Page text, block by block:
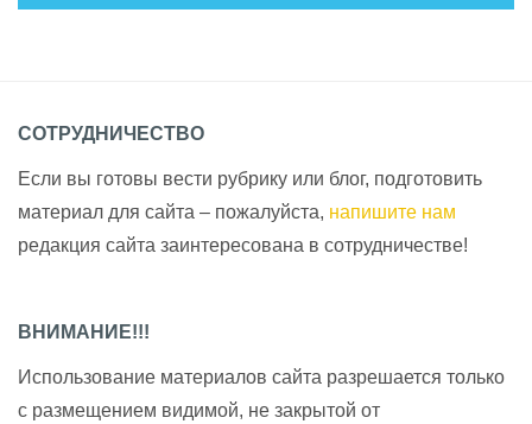
СОТРУДНИЧЕСТВО
Если вы готовы вести рубрику или блог, подготовить
материал для сайта – пожалуйста, напишите нам
редакция сайта заинтересована в сотрудничестве!
ВНИМАНИЕ!!!
Использование материалов сайта разрешается только
с размещением видимой, не закрытой от